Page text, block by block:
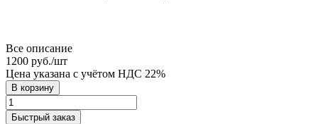
Все описание
1200 руб./шт
Цена указана с учётом НДС 22%
В корзину
Быстрый заказ